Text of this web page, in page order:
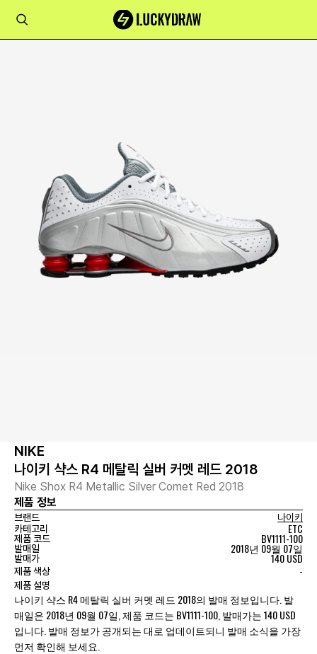
NIKE
나이키 샥스 R4 메탈릭 실버 커멧 레드 2018
Nike Shox R4 Metallic Silver Comet Red 2018
제품 정보
브랜드
나이키
카테고리
ETC
제품 코드 BV1111-100
발매일 2018년 09월 07일
발매가 140 USD
제품 색상 -
제품 설명
나이키 샥스 R4 메탈릭 실버 커멧 레드 2018의 발매 정보입니다. 발
매일은 2018년 09월 07일, 제품 코드는 BV1111-100, 발매가는 140 USD
입니다. 발매 정보가 공개되는 대로 업데이트되니 발매 소식을 가장
먼저 확인해 보세요.